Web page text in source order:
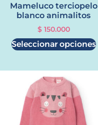
Mameluco terciopelo
blanco animalitos
$150.000
Seleccionar opciones